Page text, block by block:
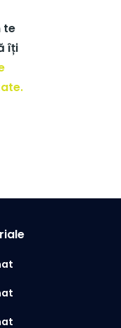
te
îți